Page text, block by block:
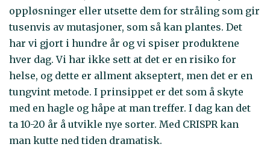
oppløsninger eller utsette dem for stråling som gir
tusenvis av mutasjoner, som så kan plantes. Det
har vi gjort i hundre år og vi spiser produktene
hver dag. Vi har ikke sett at det er en risiko for
helse, og dette er allment akseptert, men det er en
tungvint metode. I prinsippet er det som å skyte
med en hagle og håpe at man treffer. I dag kan det
ta 10-20 år å utvikle nye sorter. Med CRISPR kan
man kutte ned tiden dramatisk.